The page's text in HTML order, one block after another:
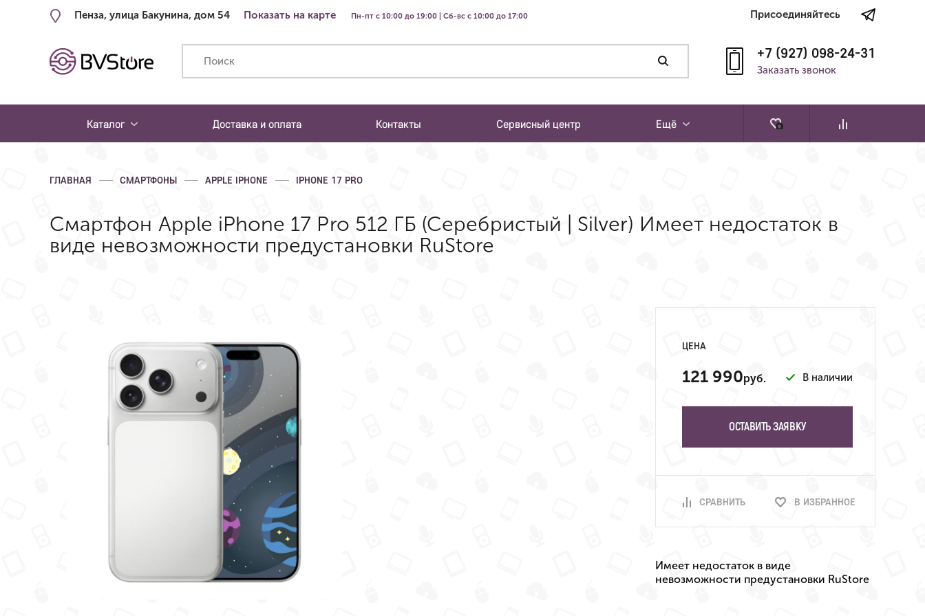
Пенза, улица Бакунина, дом 54 Показать на карте Пн-пт с 10:00 до 19:00 | Сб-вс с 10:00 до 17:00 Присоединяйтесь
+7 (927) 098-24-31
Заказать звонок
Каталог Доставка и оплата Контакты Сервисный центр Ещё
ГЛАВНАЯ СМАРТФОНЫ APPLE IPHONE IPHONE 17 PRO
Смартфон Apple iPhone 17 Pro 512 ГБ (Серебристый | Silver) Имеет недостаток в
виде невозможности предустановки RuStore
ЦЕНА
121 990руб. В наличии
ОСТАВИТЬ ЗАЯВКУ
СРАВНИТЬ В ИЗБРАННОЕ
Имеет недостаток в виде
невозможности предустановки RuStore